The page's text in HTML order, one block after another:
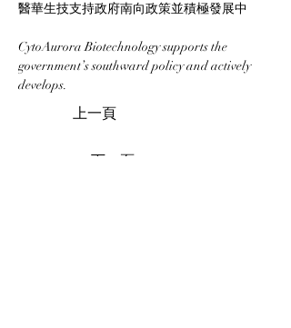
醫華生技支持政府南向政策並積極發展中
CytoAurora Biotechnology supports the
government’s southward policy and actively
develops.
上一頁
下一頁